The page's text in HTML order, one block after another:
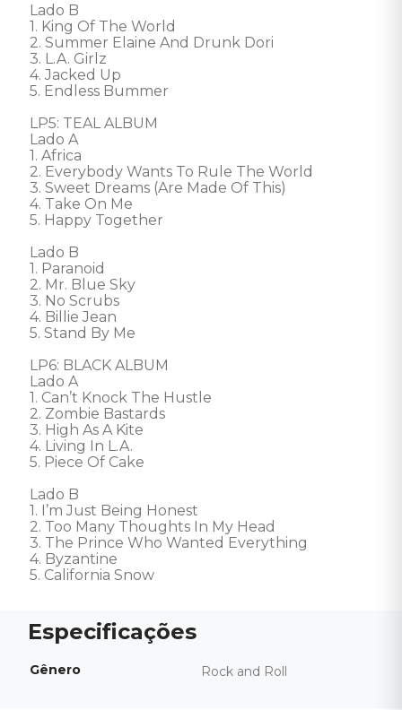
Lado B
1. King Of The World
2. Summer Elaine And Drunk Dori
3. L.A. Girlz
4. Jacked Up
5. Endless Bummer
LP5: TEAL ALBUM
Lado A
1. Africa
2. Everybody Wants To Rule The World
3. Sweet Dreams (Are Made Of This)
4. Take On Me
5. Happy Together
Lado B
1. Paranoid
2. Mr. Blue Sky
3. No Scrubs
4. Billie Jean
5. Stand By Me
LP6: BLACK ALBUM
Lado A
1. Can’t Knock The Hustle
2. Zombie Bastards
3. High As A Kite
4. Living In L.A.
5. Piece Of Cake
Lado B
1. I’m Just Being Honest
2. Too Many Thoughts In My Head
3. The Prince Who Wanted Everything
4. Byzantine
5. California Snow
Gênero Rock and Roll